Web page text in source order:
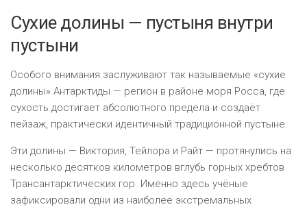
Сухие долины — пустыня внутри
пустыни
Особого внимания заслуживают так называемые «сухие
долины» Антарктиды — регион в районе моря Росса, где
сухость достигает абсолютного предела и создаёт
пейзаж, практически идентичный традиционной пустыне.
Эти долины — Виктория, Тейлора и Райт — протянулись на
несколько десятков километров вглубь горных хребтов
Трансантарктических гор. Именно здесь учёные
зафиксировали одни из наиболее экстремальных